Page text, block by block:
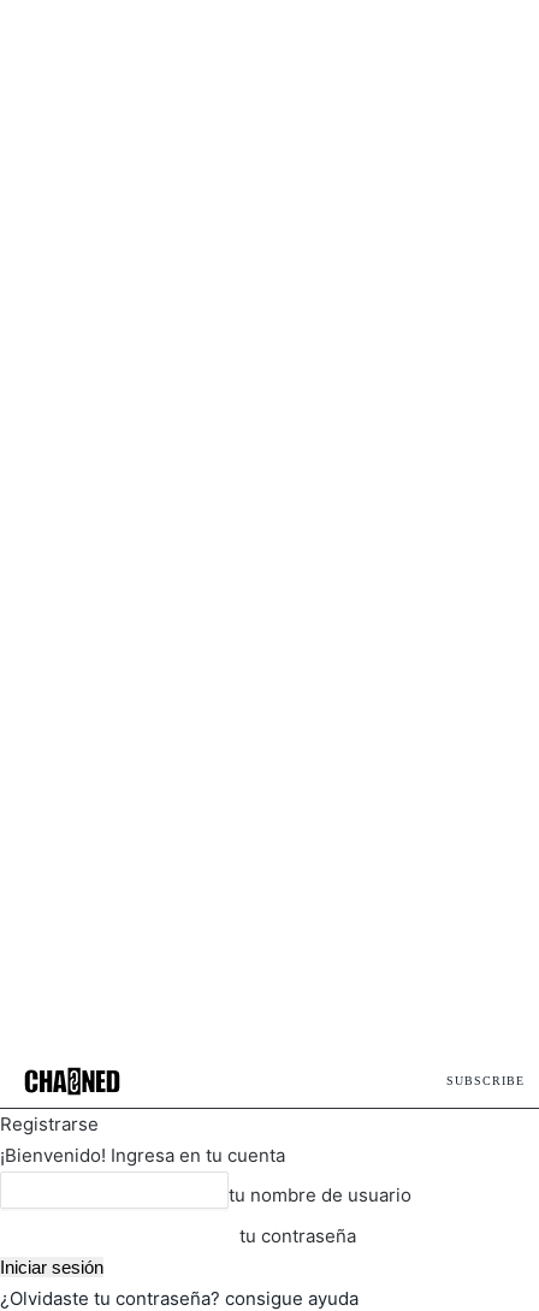
SUBSCRIBE
Registrarse
¡Bienvenido! Ingresa en tu cuenta
tu nombre de usuario
tu contraseña
¿Olvidaste tu contraseña? consigue ayuda